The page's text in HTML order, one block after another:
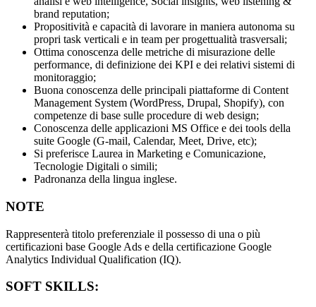
brand reputation;
Propositività e capacità di lavorare in maniera autonoma su
propri task verticali e in team per progettualità trasversali;
Ottima conoscenza delle metriche di misurazione delle
performance, di definizione dei KPI e dei relativi sistemi di
monitoraggio;
Buona conoscenza delle principali piattaforme di Content
Management System (WordPress, Drupal, Shopify), con
competenze di base sulle procedure di web design;
Conoscenza delle applicazioni MS Office e dei tools della
suite Google (G-mail, Calendar, Meet, Drive, etc);
Si preferisce Laurea in Marketing e Comunicazione,
Tecnologie Digitali o simili;
Padronanza della lingua inglese.
NOTE
Rappresenterà titolo preferenziale il possesso di una o più
certificazioni base Google Ads e della certificazione Google
Analytics Individual Qualification (IQ).
SOFT SKILLS: